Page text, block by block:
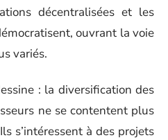
décentralisées et les
ouvrant la voie
variés.
: la diversification des
ne se contentent plus
s’intéressent à des projets